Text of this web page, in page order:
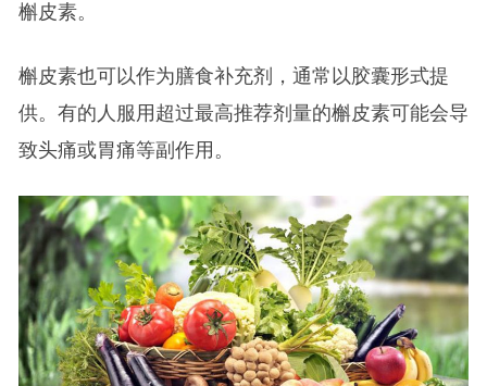
槲皮素。
槲皮素也可以作为膳食补充剂，通常以胶囊形式提
供。有的人服用超过最高推荐剂量的槲皮素可能会导
致头痛或胃痛等副作用。